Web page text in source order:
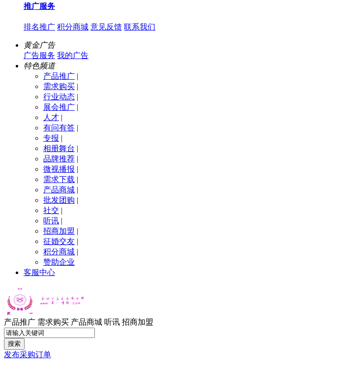
推广服务
排名推广 积分商城 意见反馈 联系我们
黄金广告
广告服务 我的广告
特色频道
产品推广 |
需求购买 |
行业动态 |
展会推广 |
人才 |
有问有答 |
专报 |
相册舞台 |
品牌推荐 |
微视播报 |
需求下载 |
产品商城 |
批发团购 |
社交 |
听讯 |
招商加盟 |
征婚交友 |
积分商城 |
赞助企业
客服中心
产品推广 需求购买 产品商城 听讯 招商加盟
搜索
发布采购订单